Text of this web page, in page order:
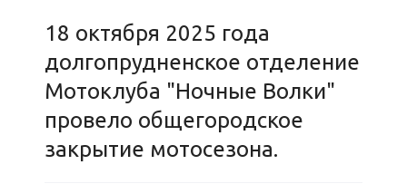
18 октября 2025 года
долгопрудненское отделение
Мотоклуба "Ночные Волки"
провело общегородское
закрытие мотосезона.